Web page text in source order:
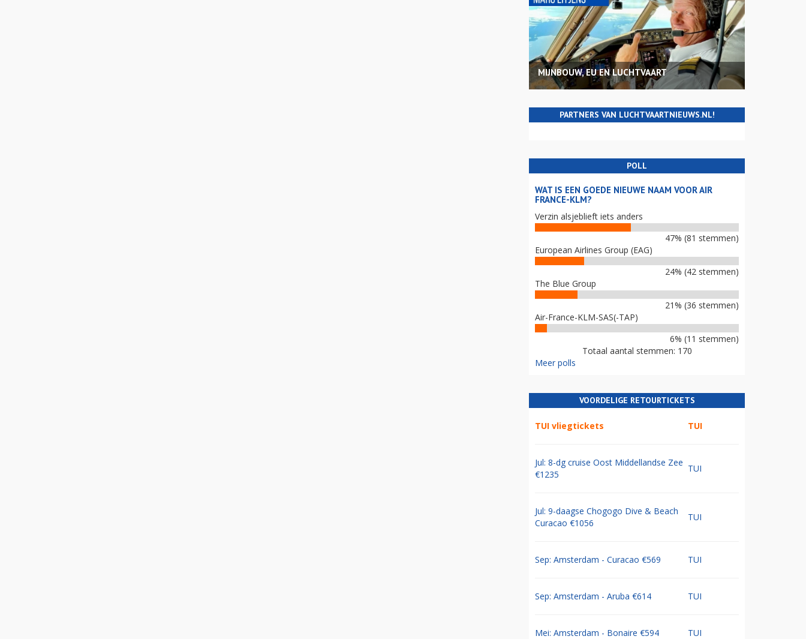
MIJNBOUW, EU EN LUCHTVAART
PARTNERS VAN LUCHTVAARTNIEUWS.NL!
POLL
WAT IS EEN GOEDE NIEUWE NAAM VOOR AIR
FRANCE-KLM?
Verzin alsjeblieft iets anders
47% (81 stemmen)
European Airlines Group (EAG)
24% (42 stemmen)
The Blue Group
21% (36 stemmen)
Air-France-KLM-SAS(-TAP)
6% (11 stemmen)
Totaal aantal stemmen: 170
Meer polls
VOORDELIGE RETOURTICKETS
TUI vliegtickets TUI
Jul: 8-dg cruise Oost Middellandse Zee
€1235
TUI
Jul: 9-daagse Chogogo Dive & Beach
Curacao €1056
TUI
Sep: Amsterdam - Curacao €569 TUI
Sep: Amsterdam - Aruba €614 TUI
Mei: Amsterdam - Bonaire €594 TUI